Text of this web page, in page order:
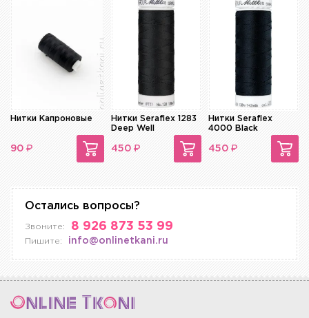
Нитки Капроновые
90 ₽
Нитки Seraflex 1283
Deep Well
450 ₽
Нитки Seraflex
4000 Black
450 ₽
Остались вопросы?
Звоните: 8 926 873 53 99
Пишите: info@onlinetkani.ru